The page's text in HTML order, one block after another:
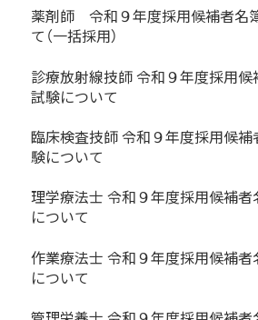
薬剤師 令和９年度採用候補者名
て（一括採用）
診療放射線技師 令和９年度採用
試験について
臨床検査技師 令和９年度採用候
験について
理学療法士 令和９年度採用候補
について
作業療法士 令和９年度採用候補
について